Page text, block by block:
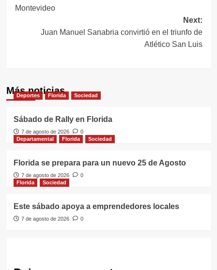
Montevideo
Next:
Juan Manuel Sanabria convirtió en el triunfo de
Atlético San Luis
Más noticias
Deportes Florida Sociedad
Sábado de Rally en Florida
7 de agosto de 2026
0
Departamental
Florida Sociedad
Florida se prepara para un nuevo 25 de Agosto
7 de agosto de 2026
0
Florida
Sociedad
Este sábado apoya a emprendedores locales
7 de agosto de 2026 0